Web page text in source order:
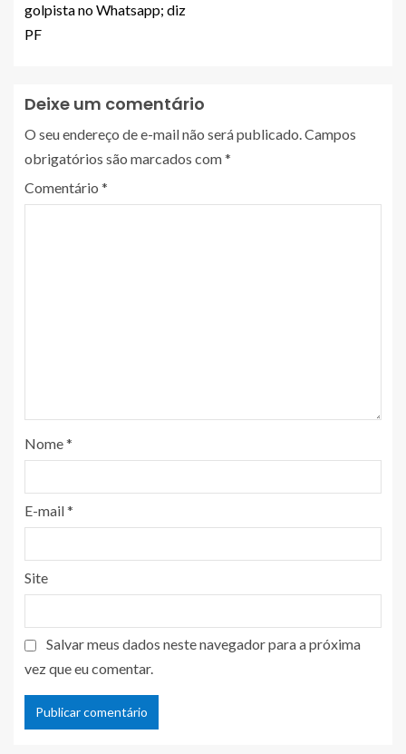
golpista no Whatsapp; diz
PF
Deixe um comentário
O seu endereço de e-mail não será publicado. Campos
obrigatórios são marcados com*
Comentário *
Nome*
E-mail*
Site
Salvar meus dados neste navegador para a próxima
vez que eu comentar.